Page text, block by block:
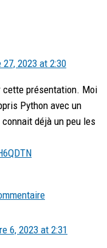
27, 2023 at 2:30
cette présentation. Moi
Python avec un
déjà un peu les
6, 2023 at 2:31